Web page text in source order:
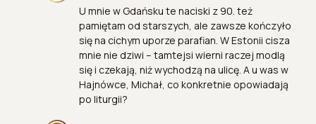
U mnie w Gdańsku te naciski z 90. też
pamiętam od starszych, ale zawsze kończyło
się na cichym uporze parafian. W Estonii cisza
mnie nie dziwi – tamtejsi wierni raczej modlą
się i czekają, niż wychodzą na ulicę. A u was w
Hajnówce, Michał, co konkretnie opowiadają
po liturgii?